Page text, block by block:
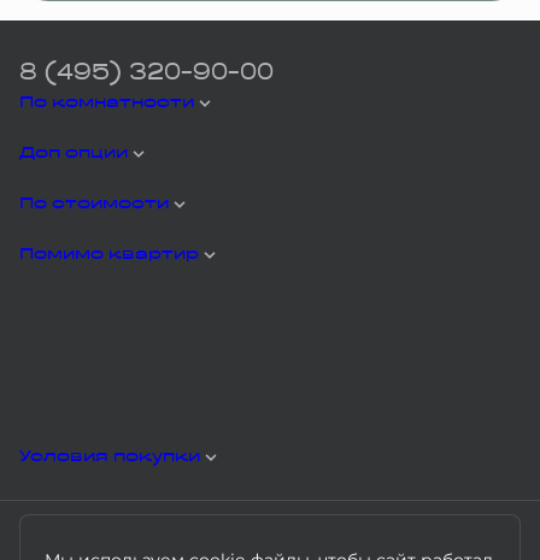
По комнатности
Доп опции
По стоимости
Помимо квартир
Условия покупки
8 (495) 320-90-00